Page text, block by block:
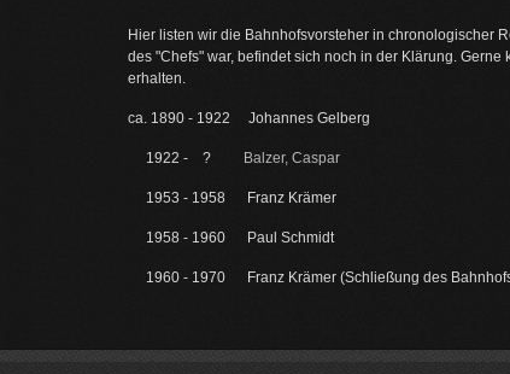
Hier listen wir die Bahnhofsvorsteher in chronologischer
des "Chefs" war, befindet sich noch in der Klärung.
erhalten.
ca. 1890 - 1922 Johannes Gelberg
1922 - ? Balzer, Caspar
1953 - 1958 Franz Krämer
1958 - 1960 Paul Schmidt
1960 - 1970 Franz Krämer (Schließung des